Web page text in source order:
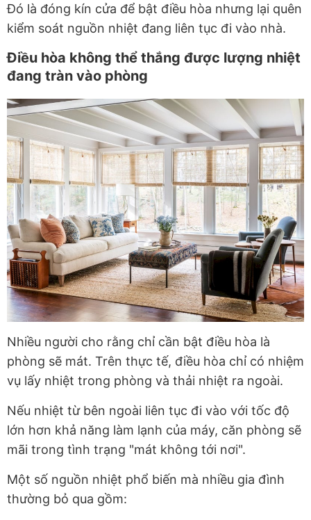
Đó là đóng kín cửa để bật điều hòa nhưng lại quên
kiểm soát nguồn nhiệt đang liên tục đi vào nhà.
Điều hòa không thể thắng được lượng nhiệt
đang tràn vào phòng
Nhiều người cho rằng chỉ cần bật điều hòa là
phòng sẽ mát. Trên thực tế, điều hòa chỉ có nhiệm
vụ lấy nhiệt trong phòng và thải nhiệt ra ngoài.
Nếu nhiệt từ bên ngoài liên tục đi vào với tốc độ
lớn hơn khả năng làm lạnh của máy, căn phòng sẽ
mãi trong tình trạng "mát không tới nơi".
Một số nguồn nhiệt phổ biến mà nhiều gia đình
thường bỏ qua gồm: